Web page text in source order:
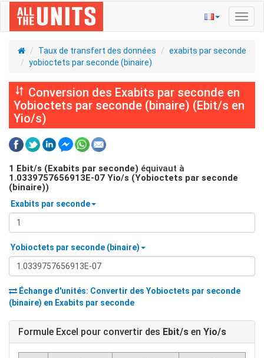
la
Taux de transfert des données
exabits par seconde
yobioctets par seconde (binaire)
Conversion des Exabits par seconde en
Yobioctets par seconde (binaire) (Ebit/s en
Yio/s)
1 Ebit/s (Exabits par seconde) équivaut à
1.0339757656913E-07 Yio/s (Yobioctets par seconde
(binaire))
Exabits par seconde
Yobioctets par seconde (binaire)
Échange d'unités: Convertir des Yobioctets par seconde
(binaire) en Exabits par seconde
Formule Excel pour convertir des Ebit/s en Yio/s